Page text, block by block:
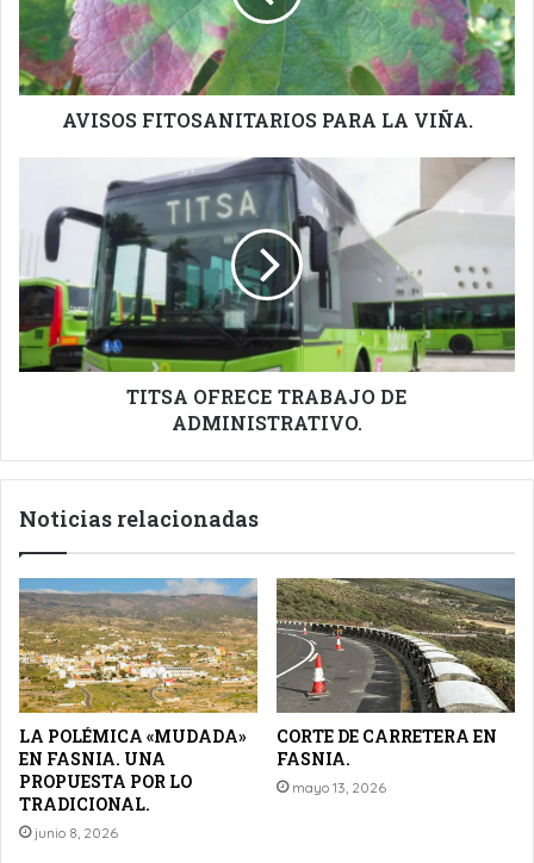
AVISOS FITOSANITARIOS PARA LA VIÑA.
TRABAJO
ADMINISTRATIVO.
TITSA OFRECE TRABAJO DE
ADMINISTRATIVO.
Noticias relacionadas
LA POLÉMICA «MUDADA»
EN FASNIA. UNA
PROPUESTA POR LO
TRADICIONAL.
junio 8, 2026
CORTE DE CARRETERA EN
FASNIA.
mayo 13, 2026